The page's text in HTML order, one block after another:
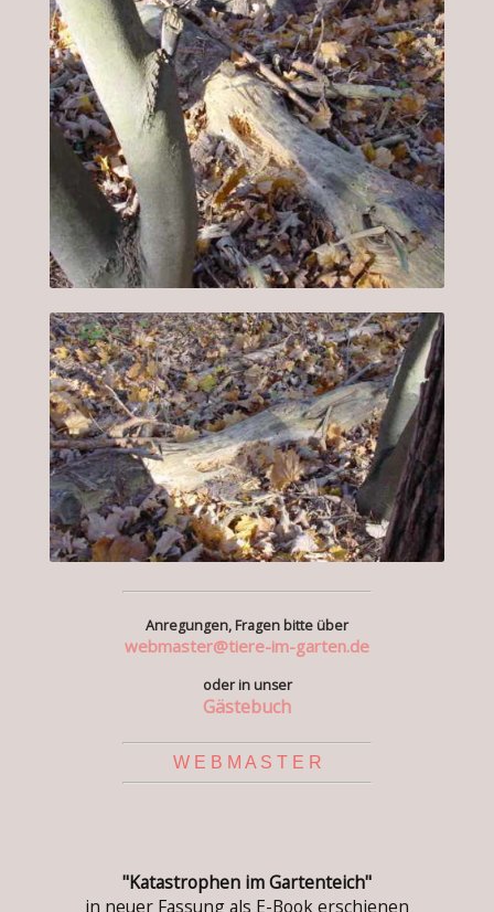
Anregungen, Fragen bitte über
webmaster@tiere-im-garten.de
oder in unser
Gästebuch
W E B M A S T E R
"Katastrophen im Gartenteich"
in neuer Fassung als E-Book erschienen